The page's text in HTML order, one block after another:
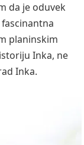
da je oduvek
planinskim
Inka, ne
Inka.